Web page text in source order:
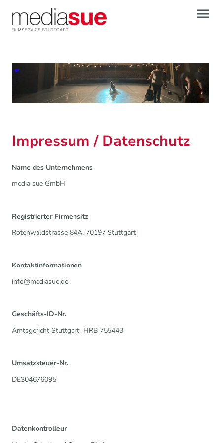
Impressum / Datenschutz
Name des Unternehmens
media sue GmbH
Registrierter Firmensitz
Rotenwaldstrasse 84A, 70197 Stuttgart
Kontaktinformationen
info@mediasue.de
Geschäfts-ID-Nr.
Amtsgericht Stuttgart HRB 755443
Umsatzsteuer-Nr.
DE304676095
Datenkontrolleur